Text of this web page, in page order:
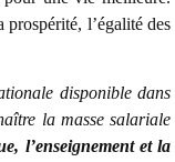
l’égalité des
disponible dans
la masse salariale
l’enseignement et la